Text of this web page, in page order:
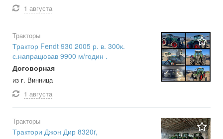
1 августа
Тракторы
Трактор Fendt 930 2005 р. в. 300к.
с.напрацював 9900 м/годин .
Договорная
из г. Винница
1 августа
Тракторы
Трактори Джон Дир 8320r,